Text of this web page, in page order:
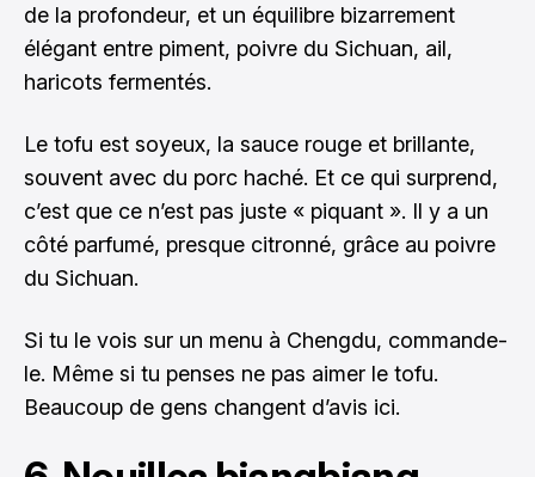
de la profondeur, et un équilibre bizarrement
élégant entre piment, poivre du Sichuan, ail,
haricots fermentés.
Le tofu est soyeux, la sauce rouge et brillante,
souvent avec du porc haché. Et ce qui surprend,
c’est que ce n’est pas juste « piquant ». Il y a un
côté parfumé, presque citronné, grâce au poivre
du Sichuan.
Si tu le vois sur un menu à Chengdu, commande-
le. Même si tu penses ne pas aimer le tofu.
Beaucoup de gens changent d’avis ici.